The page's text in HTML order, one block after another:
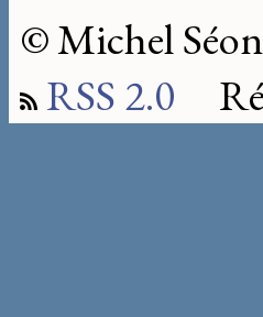
© Michel
RSS 2.0